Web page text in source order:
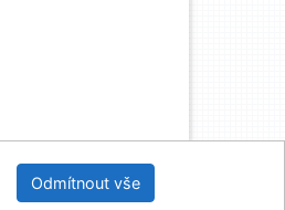
Hradec Králové
Odmítnout vše